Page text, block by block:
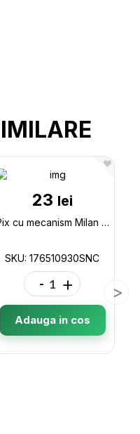
23 lei
Pix cu mecanism Milan P1 430 (corp pastel) 176510930SNC
SKU: 176510930SNC
- +
Adauga in cos